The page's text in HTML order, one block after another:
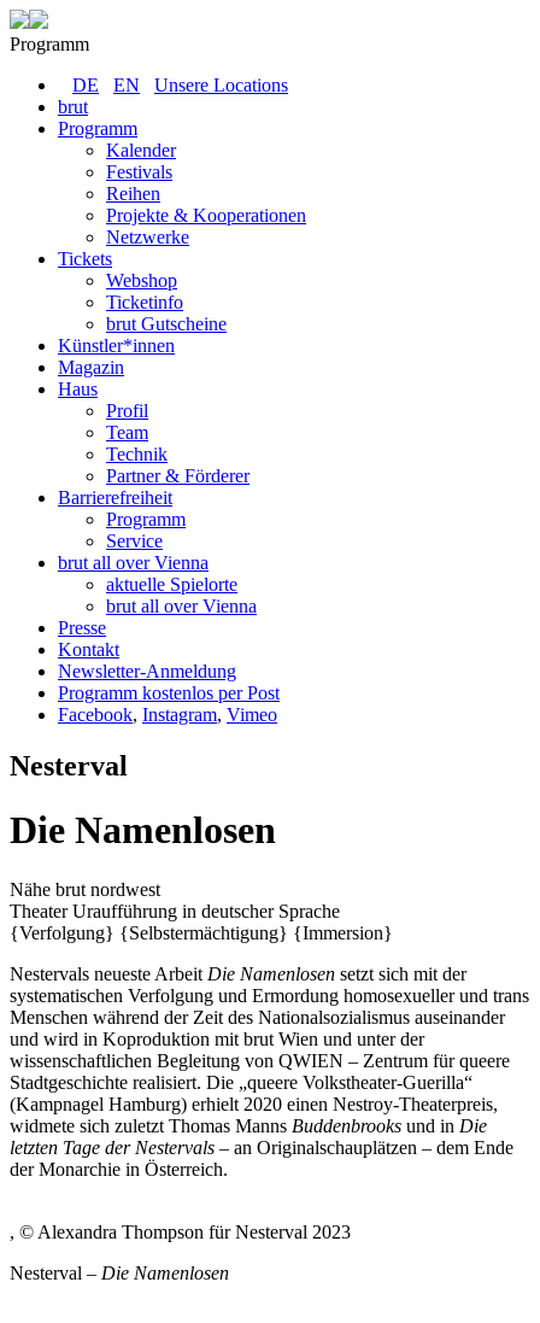
Programm
DE
EN
Unsere Locations
brut
Programm
Kalender
Festivals
Reihen
Projekte & Kooperationen
Netzwerke
Tickets
Webshop
Ticketinfo
brut Gutscheine
Künstler*innen
Magazin
Haus
Profil
Team
Technik
Partner & Förderer
Barrierefreiheit
Programm
Service
brut all over Vienna
aktuelle Spielorte
brut all over Vienna
Presse
Kontakt
Newsletter-Anmeldung
Programm kostenlos per Post
Facebook, Instagram, Vimeo
Nesterval
Die Namenlosen
Nähe brut nordwest
Theater Uraufführung in deutscher Sprache
{Verfolgung} {Selbstermächtigung} {Immersion}
Nestervals neueste Arbeit Die Namenlosen setzt sich mit der
systematischen Verfolgung und Ermordung homosexueller und trans
Menschen während der Zeit des Nationalsozialismus auseinander
und wird in Koproduktion mit brut Wien und unter der
wissenschaftlichen Begleitung von QWIEN – Zentrum für queere
Stadtgeschichte realisiert. Die „queere Volkstheater-Guerilla“
(Kampnagel Hamburg) erhielt 2020 einen Nestroy-Theaterpreis,
widmete sich zuletzt Thomas Manns Buddenbrooks und in Die
letzten Tage der Nestervals – an Originalschauplätzen – dem Ende
der Monarchie in Österreich.
, © Alexandra Thompson für Nesterval 2023
Nesterval – Die Namenlosen